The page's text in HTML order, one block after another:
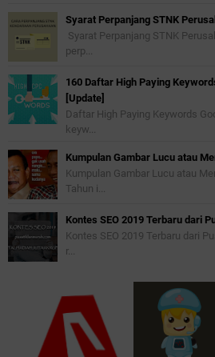
Syarat Perpanjang STNK
Syarat Perpanjang STNK
perp...
160 Daftar High Paying
[Update]
Daftar High Paying Keywords
keyw...
Kumpulan Gambar Lucu atau
Kumpulan Gambar Lucu atau
Tahun i...
Kontes SEO 2019 Terbaru dari
Kontes SEO 2019 Terbaru dari
r...